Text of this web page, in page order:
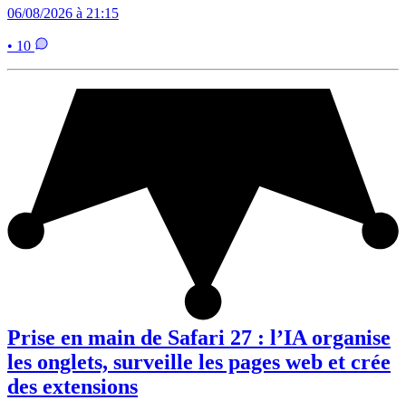
06/08/2026 à 21:15
• 10
Prise en main de Safari 27 : l’IA organise
les onglets, surveille les pages web et crée
des extensions